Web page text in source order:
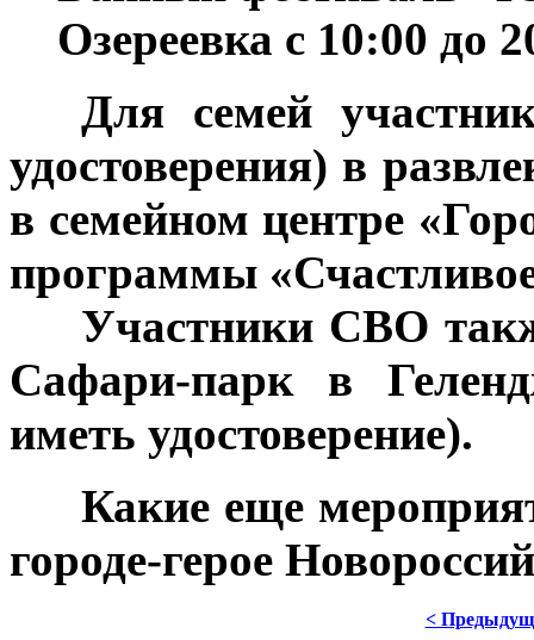
Озереевка с 10:00 до
Для семей
удостоверения) в
в семейном центре
программы
Участники СВО
Сафари-парк в
иметь удостоверение).
Какие еще
городе-герое
<